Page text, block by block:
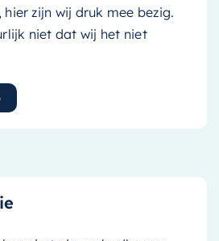
zijn wij druk mee bezig.
niet dat wij het niet